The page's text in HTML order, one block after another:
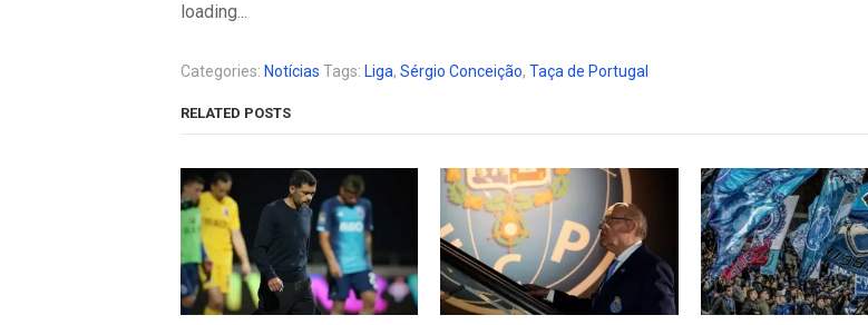
loading...
Categories: Notícias Tags: Liga, Sérgio Conceição, Taça de Portugal
RELATED POSTS